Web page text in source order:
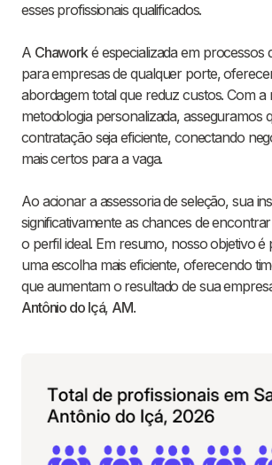
esses profissionais qualificados.
A Chaworké especializada em processos
para empresas de qualquer porte,
abordagem total que reduz custos. Com a
metodologia personalizada, asseguramos
contratação seja eficiente, conectando
mais certos para a vaga.
Ao acionar a assessoria de seleção, sua
significativamente as chances de
o perfil ideal. Em resumo, nosso objetivo
uma escolha mais eficiente, oferecendo
que aumentam o resultado de sua
Antônio do Içá, AM.